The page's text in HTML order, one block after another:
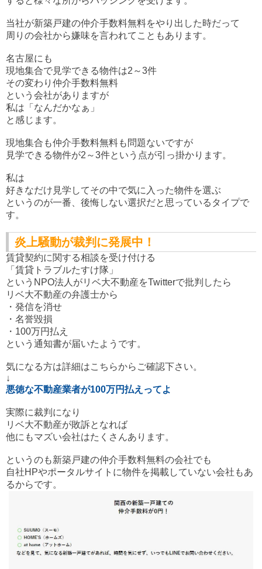
当社が新築戸建の仲介手数料無料をやり出した時だって
周りの会社から嫌味を言われてこともあります。
名古屋にも
現地集合で見学できる物件は2～3件
その変わり仲介手数料無料
という会社がありますが
私は「なんだかなぁ」
と感じます。
現地集合も仲介手数料無料も問題ないですが
見学できる物件が2～3件という点が引っ掛かります。
私は
好きなだけ見学してその中で気に入った物件を選ぶ
というのが一番、後悔しない選択だと思っているタイプで
す。
炎上騒動が裁判に発展中！
賃貸契約に関する相談を受け付ける
「賃貸トラブルたすけ隊」
というNPO法人がリベ大不動産をTwitterで批判したら
リベ大不動産の弁護士から
・発信を消せ
・名誉毀損
・100万円払え
という通知書が届いたようです。
気になる方は詳細はこちらからご確認下さい。
↓
悪徳な不動産業者が100万円払えってよ
実際に裁判になり
リベ大不動産が敗訴となれば
他にもマズい会社はたくさんあります。
というのも新築戸建の仲介手数料無料の会社でも
自社HPやポータルサイトに物件を掲載していない会社もあ
るからです。